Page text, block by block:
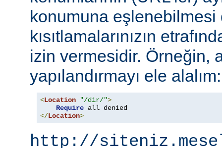
konumuna eşlenebilmesi
kısıtlamalarınızın
izin vermesidir. Örneğin,
yapılandırmayı ele alalım:
<Location "/dir/">
Require
</Location>
http://